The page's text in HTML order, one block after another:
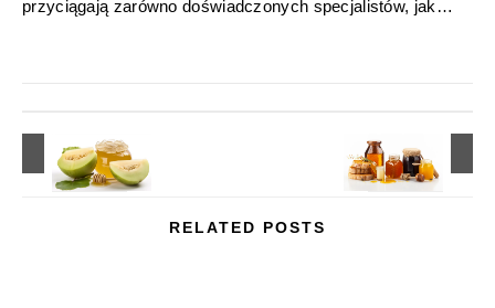
przyciągają zarówno doświadczonych specjalistów, jak…
RELATED POSTS